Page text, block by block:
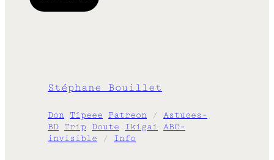
Stéphane Bouillet
Don Tipeee Patreon / Astuces-
BD Trip Doute Ikigai ABC-
invisible / Info